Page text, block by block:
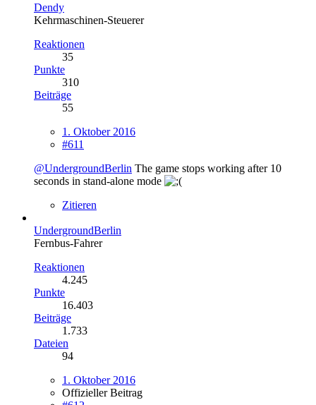
Dendy
Kehrmaschinen-Steuerer
Reaktionen
35
Punkte
310
Beiträge
55
1. Oktober 2016
#611
@UndergroundBerlin The game stops working after 10
seconds in stand-alone mode
Zitieren
UndergroundBerlin
Fernbus-Fahrer
Reaktionen
4.245
Punkte
16.403
Beiträge
1.733
Dateien
94
1. Oktober 2016
Offizieller Beitrag